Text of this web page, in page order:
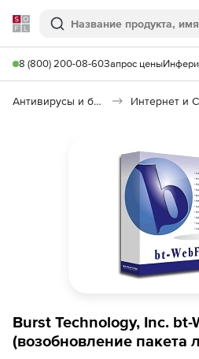
Softline
Поиск
8 (800) 200-08-60Запрос цены
Антивирусы и безопасность Интернет и
Burst Technology, Inc. bt-
(возобновление пакета